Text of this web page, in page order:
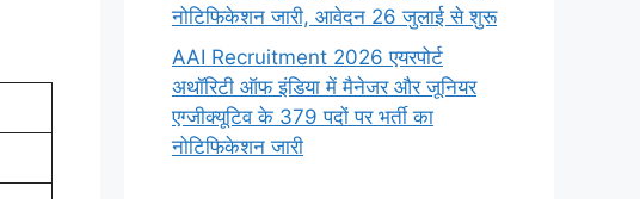
नोटिफिकेशन जारी, आवेदन 26 जुलाई से शुरू
AAI Recruitment 2026 एयरपोर्ट
अथॉरिटी ऑफ इंडिया में मैनेजर और जूनियर
एग्जीक्यूटिव के 379 पदों पर भर्ती का
नोटिफिकेशन जारी